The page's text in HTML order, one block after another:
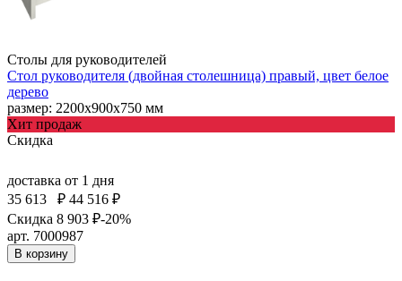
Столы для руководителей
Стол руководителя (двойная столешница) правый, цвет белое
дерево
размер: 2200х900х750 мм
Хит продаж
Скидка
доставка от 1 дня
35 613
₽ 44 516 ₽
Скидка 8 903 ₽-20%
арт. 7000987
В корзину